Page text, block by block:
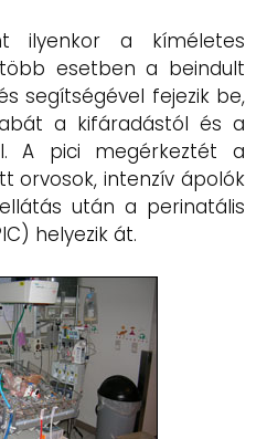
ilyenkor a kíméletes
esetben a beindult
segítségével fejezik be,
a kifáradástól és a
A pici megérkeztét a
orvosok, intenzív ápolók
után a perinatális
helyezik át.